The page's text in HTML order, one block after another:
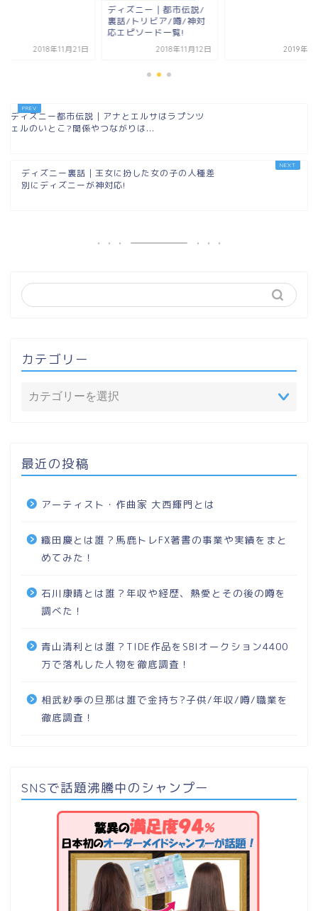
2018年11月12日 2019年1月16日 2018年11
ディズニー都市伝説｜アナとエルサはラプンツ
ェルのいとこ?関係やつながりは...
ディズニー裏話｜王女に扮した女の子の人種差
別にディズニーが神対応!
カテゴリー
最近の投稿
アーティスト・作曲家 大西輝門とは
織田慶とは誰？馬鹿トレFX著書の事業や実績をまと
めてみた！
石川康晴とは誰？年収や経歴、熱愛とその後の噂を
調べた！
青山清利とは誰？TIDE作品をSBIオークション4400
万で落札した人物を徹底調査！
相武紗季の旦那は誰で金持ち?子供/年収/噂/職業を
徹底調査！
SNSで話題沸騰中のシャンプー